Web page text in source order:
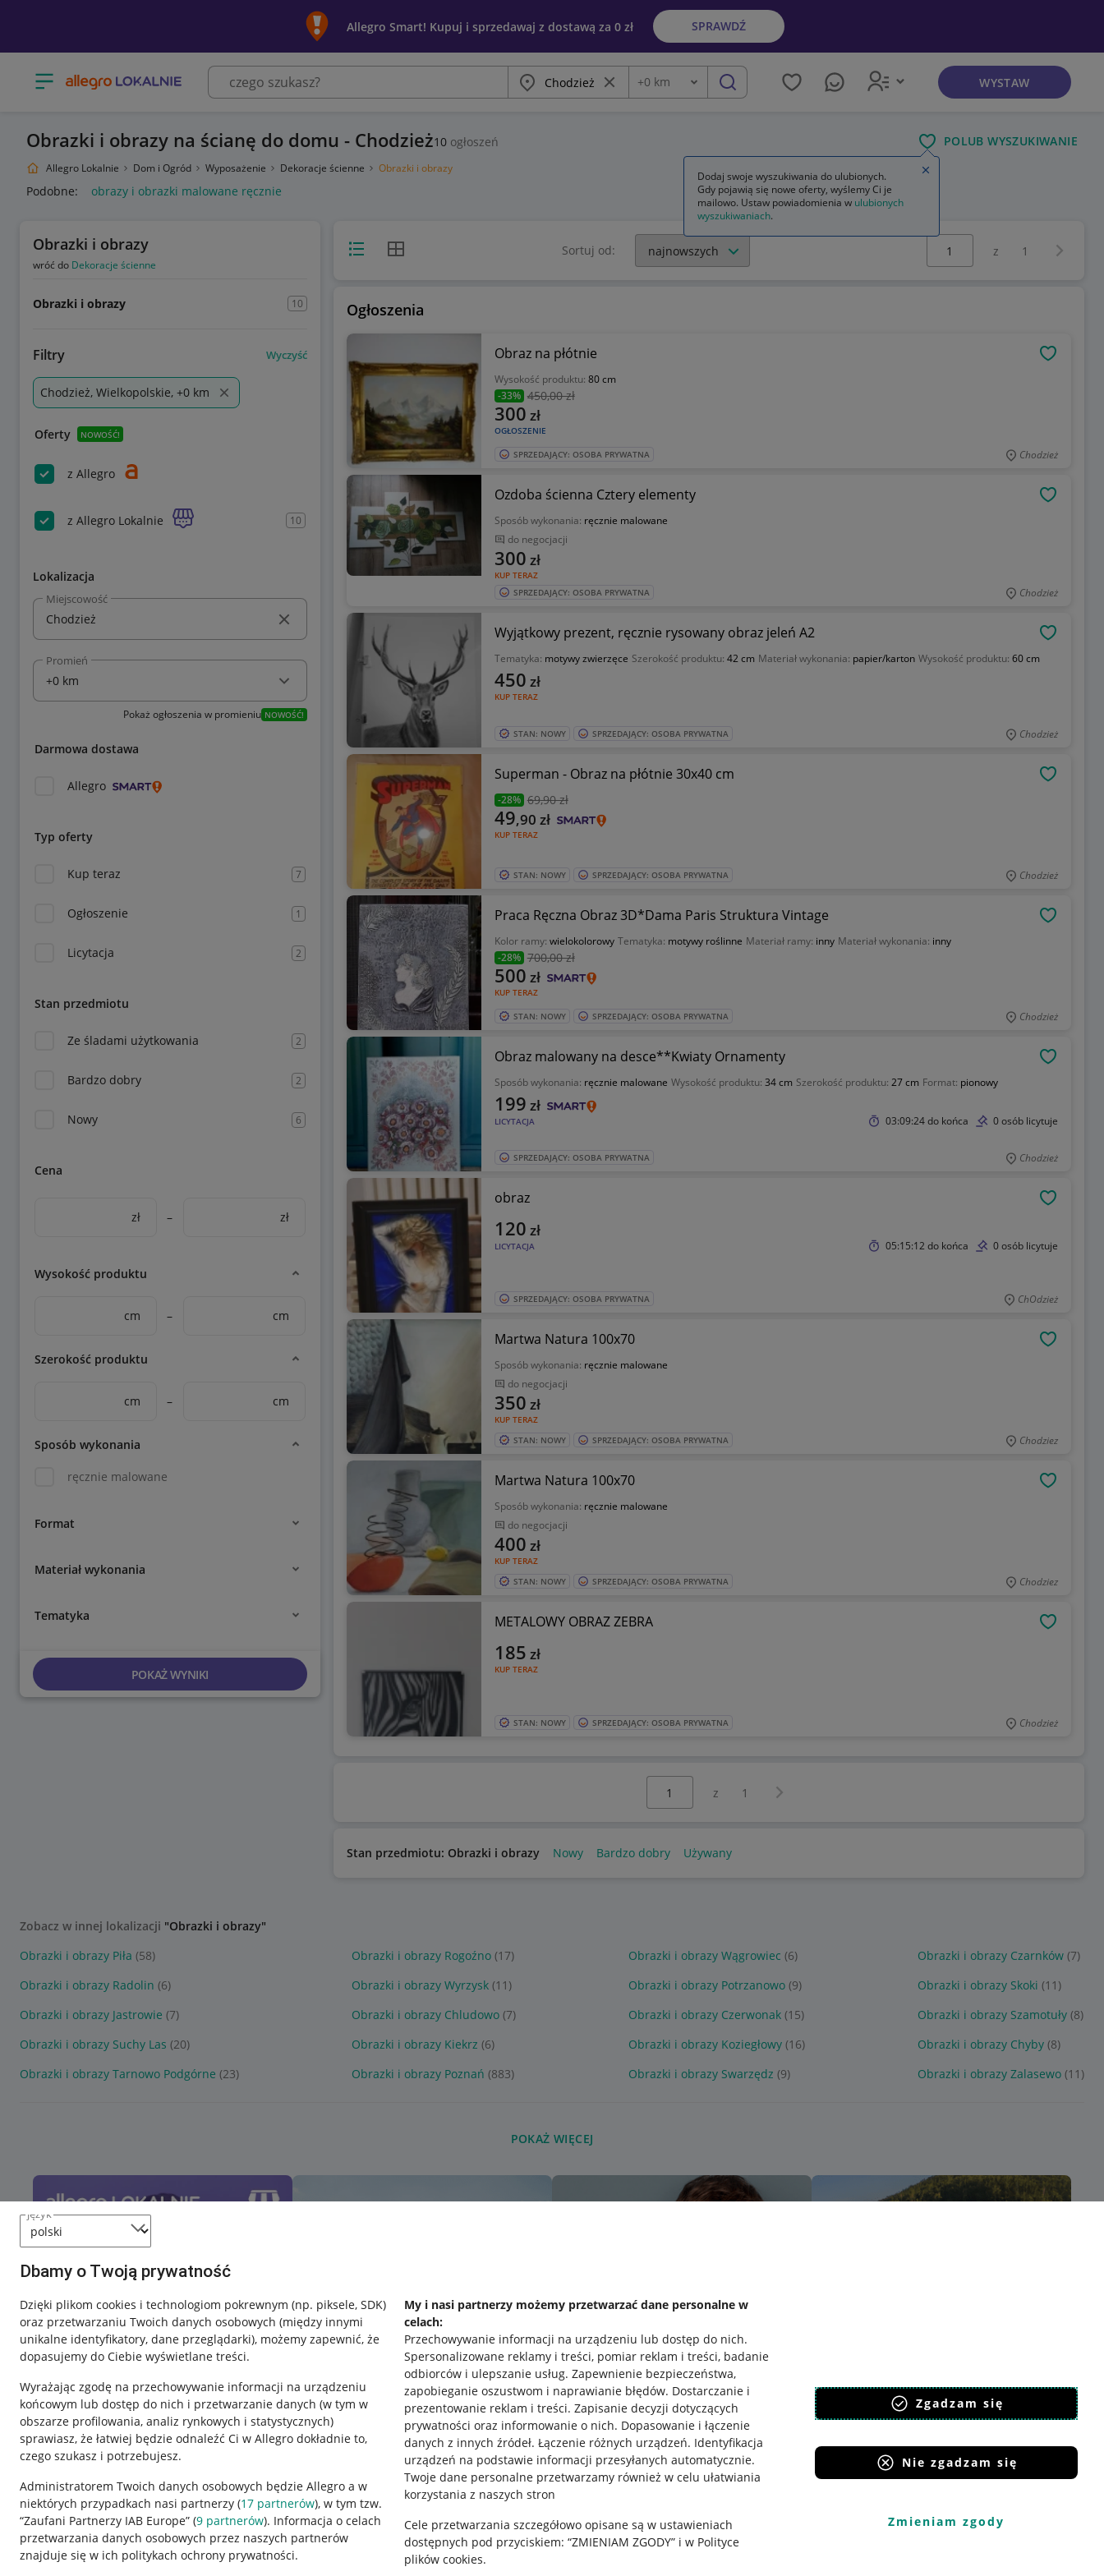
język
Dbamy o Twoją prywatność
Dzięki plikom cookies i technologiom pokrewnym (np. piksele, SDK)
oraz przetwarzaniu Twoich danych osobowych (między innymi
unikalne identyfikatory, dane przeglądarki), możemy zapewnić, że
dopasujemy do Ciebie wyświetlane treści.
Wyrażając zgodę na przechowywanie informacji na urządzeniu
końcowym lub dostęp do nich i przetwarzanie danych (w tym w
obszarze profilowania, analiz rynkowych i statystycznych)
sprawiasz, że łatwiej będzie odnaleźć Ci w Allegro dokładnie to,
czego szukasz i potrzebujesz.
Administratorem Twoich danych osobowych będzie Allegro a w
niektórych przypadkach nasi partnerzy (17 partnerów), w tym tzw.
“Zaufani Partnerzy IAB Europe” (9 partnerów). Informacja o celach
przetwarzania danych osobowych przez naszych partnerów
znajduje się w ich politykach ochrony prywatności.
My i nasi partnerzy możemy przetwarzać dane personalne w
celach:
Przechowywanie informacji na urządzeniu lub dostęp do nich.
Spersonalizowane reklamy i treści, pomiar reklam i treści, badanie
odbiorców i ulepszanie usług. Zapewnienie bezpieczeństwa,
zapobieganie oszustwom i naprawianie błędów. Dostarczanie i
prezentowanie reklam i treści. Zapisanie decyzji dotyczących
prywatności oraz informowanie o nich. Dopasowanie i łączenie
danych z innych źródeł. Łączenie różnych urządzeń. Identyfikacja
urządzeń na podstawie informacji przesyłanych automatycznie.
Twoje dane personalne przetwarzamy również w celu ułatwiania
korzystania z naszych stron
Cele przetwarzania szczegółowo opisane są w ustawieniach
dostępnych pod przyciskiem: “ZMIENIAM ZGODY” i w Polityce
plików cookies.
Zgadzam się
Nie zgadzam się
Zmieniam zgody
Allegro Smart! Kupuj i sprzedawaj z dostawą za 0 zł SPRAWDŹ
Otwórz menu z kategoriami Miasto Wyczyść frazę
Odległość
+0 km szukaj WYSTAW
Obrazki i obrazy na ścianę do domu - Chodzież10 ogłoszeń POLUB WYSZUKIWANIE
Allegro Lokalnie Dom i Ogród Wyposażenie Dekoracje ścienne Obrazki i obrazy
Podobne: obrazy i obrazki malowane ręcznie
Obrazki i obrazy
wróć do Dekoracje ścienne
Obrazki i obrazy 10
Filtry Wyczyść
Chodzież, Wielkopolskie, +0 km
Oferty NOWOŚĆ!
z Allegro
z Allegro Lokalnie 10
Lokalizacja
Miejscowość
Promień
Pokaż ogłoszenia w promieniu NOWOŚĆ!
Darmowa dostawa
Allegro
Typ oferty
Kup teraz 7
Ogłoszenie 1
Licytacja 2
Stan przedmiotu
Ze śladami użytkowania 2
Bardzo dobry 2
Nowy 6
Cena
zł – zł
Wysokość produktu
cm – cm
Szerokość produktu
cm – cm
Sposób wykonania
ręcznie malowane
Format
Materiał wykonania
Tematyka
POKAŻ WYNIKI
Widok listyWidok siatki Sortuj od:
Wybierz stronę:
z 1
Ogłoszenia
Obraz na płótnie
Wysokość produktu: 80 cm
-33% 450,00 zł
OGŁOSZENIE
300 zł
SPRZEDAJĄCY: OSOBA PRYWATNA Chodzież
Ozdoba ścienna Cztery elementy
Sposób wykonania: ręcznie malowane
do negocjacji
KUP TERAZ
300 zł
SPRZEDAJĄCY: OSOBA PRYWATNA Chodzież
Wyjątkowy prezent, ręcznie rysowany obraz jeleń A2
Tematyka: motywy zwierzęce Szerokość produktu: 42 cm Materiał wykonania: papier/karton Wysokość produktu: 60 cm
KUP TERAZ
450 zł
STAN: NOWY SPRZEDAJĄCY: OSOBA PRYWATNA Chodzież
Superman - Obraz na płótnie 30x40 cm
-28% 69,90 zł
KUP TERAZ
49,90 zł
STAN: NOWY SPRZEDAJĄCY: OSOBA PRYWATNA Chodzież
Praca Ręczna Obraz 3D*Dama Paris Struktura Vintage
Kolor ramy: wielokolorowy Tematyka: motywy roślinne Materiał ramy: inny Materiał wykonania: inny
-28% 700,00 zł
KUP TERAZ
500 zł
STAN: NOWY SPRZEDAJĄCY: OSOBA PRYWATNA Chodzież
Obraz malowany na desce**Kwiaty Ornamenty
Sposób wykonania: ręcznie malowane Wysokość produktu: 34 cm Szerokość produktu: 27 cm Format: pionowy
LICYTACJA
199 zł
03:09:24do końca 0 osób licytuje
SPRZEDAJĄCY: OSOBA PRYWATNA Chodzież
obraz
LICYTACJA
120 zł
05:15:12 do końca 0 osób licytuje
SPRZEDAJĄCY: OSOBA PRYWATNA ChOdzież
Martwa Natura 100x70
Sposób wykonania: ręcznie malowane
do negocjacji
KUP TERAZ
350 zł
STAN: NOWY SPRZEDAJĄCY: OSOBA PRYWATNA Chodziez
Martwa Natura 100x70
Sposób wykonania: ręcznie malowane
do negocjacji
KUP TERAZ
400 zł
STAN: NOWY SPRZEDAJĄCY: OSOBA PRYWATNA Chodziez
METALOWY OBRAZ ZEBRA
KUP TERAZ
185 zł
STAN: NOWY SPRZEDAJĄCY: OSOBA PRYWATNA Chodzież
z 1 Następna strona
Stan przedmiotu: Obrazki i obrazy Nowy Bardzo dobry Używany
Zobacz w innej lokalizacji "Obrazki i obrazy"
Obrazki i obrazy Piła (58) Obrazki i obrazy Rogoźno (17) Obrazki i obrazy Wągrowiec (6) Obrazki i obrazy Czarnków (7)
Obrazki i obrazy Radolin (6) Obrazki i obrazy Wyrzysk (11) Obrazki i obrazy Potrzanowo (9) Obrazki i obrazy Skoki (11)
Obrazki i obrazy Jastrowie (7) Obrazki i obrazy Chludowo (7) Obrazki i obrazy Czerwonak (15) Obrazki i obrazy Szamotuły (8)
Obrazki i obrazy Suchy Las (20) Obrazki i obrazy Kiekrz (6) Obrazki i obrazy Koziegłowy (16) Obrazki i obrazy Chyby (8)
Obrazki i obrazy Tarnowo Podgórne (23) Obrazki i obrazy Poznań (883) Obrazki i obrazy Swarzędz (9) Obrazki i obrazy Zalasewo (11)
POKAŻ WIĘCEJ
Nawigacja
Przydatne informacje
Jak to działa
Napisz do nas
Allegro Gadane dla sprzedających
Regulamin
Polityka plików "cookies"
Ustawienia plików "cookies"
Pobierz aplikację
Dodaj swoje wyszukiwania do ulubionych.
Gdy pojawią się nowe oferty, wyślemy Ci je
mailowo. Ustaw powiadomienia w ulubionych
wyszukiwaniach.
Zamknij wskazówkę